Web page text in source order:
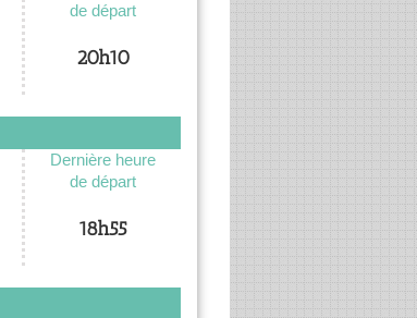
de départ
20h10
Dernière heure
de départ
18h55